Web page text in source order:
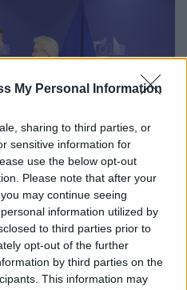
My Personal Information
sharing to third parties, or
sensitive information for
use the below opt-out
Please note that after your
may continue seeing
information utilized by
to third parties prior to
opt-out of the further
by third parties on the
This information may
a 6000 milliárd